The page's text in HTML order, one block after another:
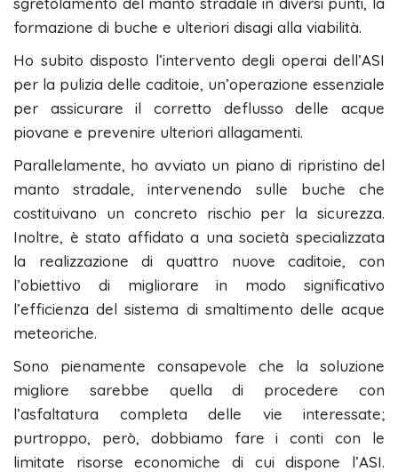
formazione di buche e ulteriori disagi alla viabilità.
Ho subito disposto l’intervento degli operai dell’ASI
per la pulizia delle caditoie, un’operazione essenziale
per assicurare il corretto deflusso delle acque
piovane e prevenire ulteriori allagamenti.
Parallelamente, ho avviato un piano di ripristino del
manto stradale, intervenendo sulle buche che
costituivano un concreto rischio per la sicurezza.
Inoltre, è stato affidato a una società specializzata
la realizzazione di quattro nuove caditoie, con
l’obiettivo di migliorare in modo significativo
l’efficienza del sistema di smaltimento delle acque
meteoriche.
Sono pienamente consapevole che la soluzione
migliore sarebbe quella di procedere con
l’asfaltatura completa delle vie interessate;
purtroppo, però, dobbiamo fare i conti con le
limitate risorse economiche di cui dispone l’ASI.